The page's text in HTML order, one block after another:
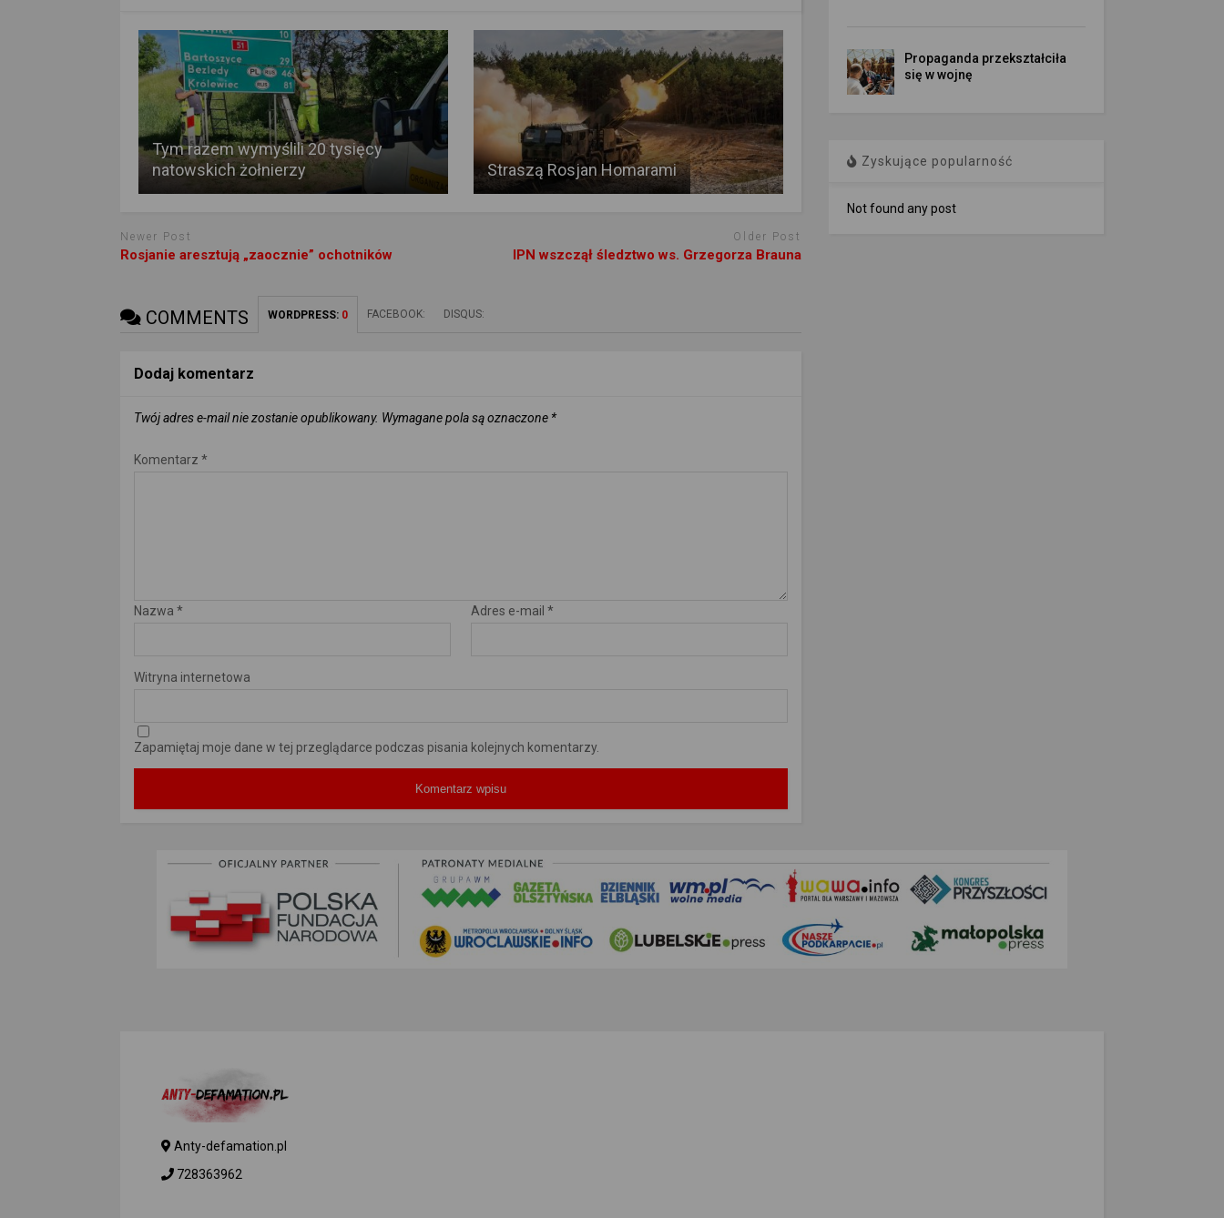
Tym razem wymyślili 20 tysięcy
natowskich żołnierzy
Straszą Rosjan Homarami
Newer Post
Rosjanie aresztują „zaocznie” ochotników
Older Post
IPN wszczął śledztwo ws. Grzegorza Brauna
COMMENTS WORDPRESS: 0 FACEBOOK: DISQUS:
Dodaj komentarz
Twój adres e-mail nie zostanie opublikowany. Wymagane pola są oznaczone *
Komentarz *
Nazwa * Adres e-mail *
Witryna internetowa
Zapamiętaj moje dane w tej przeglądarce podczas pisania kolejnych komentarzy.
Propaganda przekształciła
się w wojnę
Zyskujące popularność
Not found any post
Anty-defamation.pl
728363962